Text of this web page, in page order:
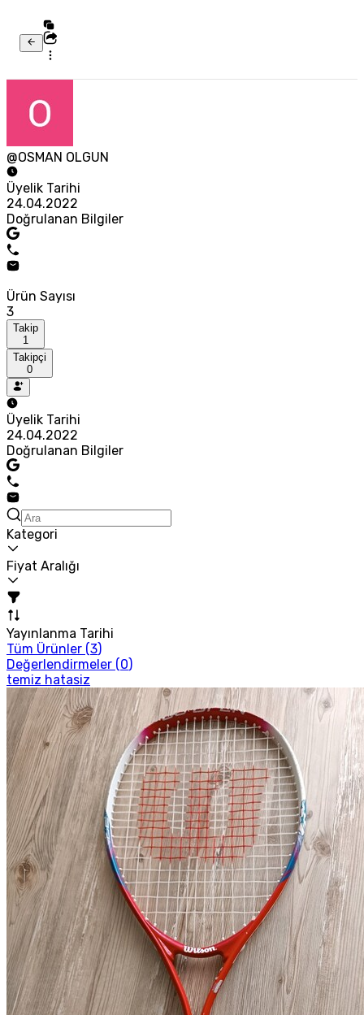
@OSMAN OLGUN
Üyelik Tarihi
24.04.2022
Doğrulanan Bilgiler
Ürün Sayısı
3
Takip
1
Takipçi
0
Üyelik Tarihi
24.04.2022
Doğrulanan Bilgiler
Kategori
Fiyat Aralığı
Yayınlanma Tarihi
Tüm Ürünler (3)
Değerlendirmeler (0)
temiz hatasiz